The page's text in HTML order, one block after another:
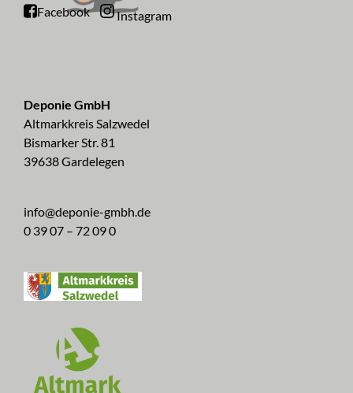
Facebook Instagram
Deponie GmbH
Altmarkkreis Salzwedel
Bismarker Str. 81
39638 Gardelegen
info@deponie-gmbh.de
0 39 07 – 72 09 0